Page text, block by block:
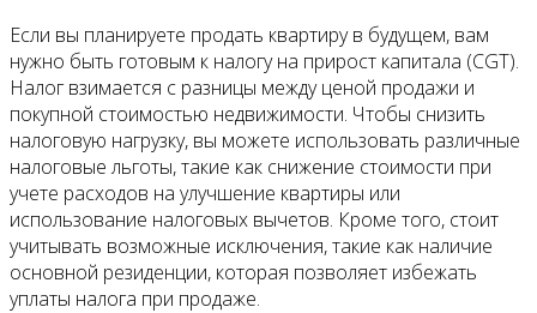
Если вы планируете продать квартиру в будущем, вам
нужно быть готовым к налогу на прирост капитала (CGT).
Налог взимается с разницы между ценой продажи и
покупной стоимостью недвижимости. Чтобы снизить
налоговую нагрузку, вы можете использовать различные
налоговые льготы, такие как снижение стоимости при
учете расходов на улучшение квартиры или
использование налоговых вычетов. Кроме того, стоит
учитывать возможные исключения, такие как наличие
основной резиденции, которая позволяет избежать
уплаты налога при продаже.